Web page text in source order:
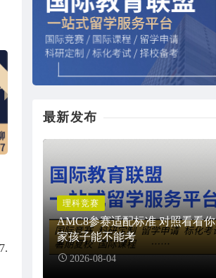
最新发布
理科竞赛
AMC8参赛适配标准 对照看看你
家孩子能不能考
2026-08-04